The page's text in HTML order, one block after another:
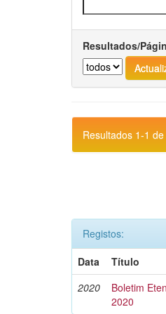
Resultados/
Resultados 1-1 de
Registos:
Data
Título
2020
Boletim
2020